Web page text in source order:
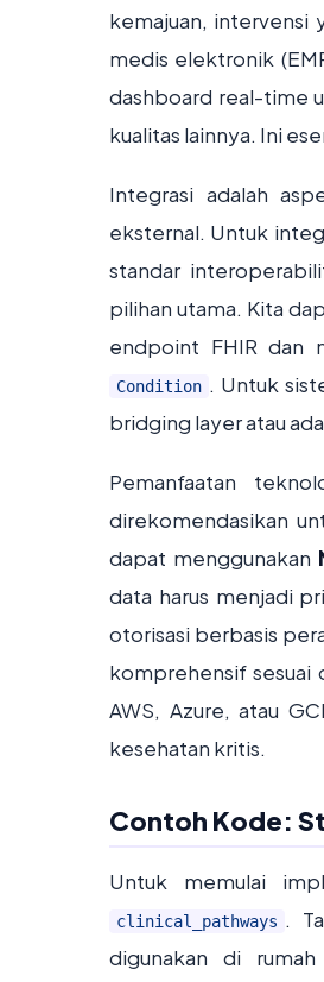
kemajuan, intervensi
medis elektronik
dashboard real-time
kualitas lainnya. Ini
Integrasi adalah
eksternal. Untuk
standar
pilihan utama. Kita
endpoint FHIR dan
Condition . Untuk
bridging layer atau
Pemanfaatan
direkomendasikan
dapat menggunakan
data harus menjadi
otorisasi berbasis
komprehensif sesuai
AWS, Azure, atau
kesehatan kritis.
Contoh Kode:
Untuk memulai
clinical_pathways .
digunakan di